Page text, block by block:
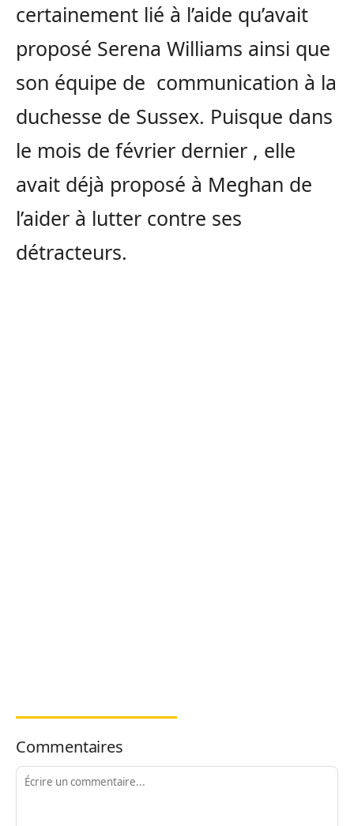
certainement lié à l’aide qu’avait
proposé Serena Williams ainsi que
son équipe de communication à la
duchesse de Sussex. Puisque dans
le mois de février dernier , elle
avait déjà proposé à Meghan de
l’aider à lutter contre ses
détracteurs.
Commentaires